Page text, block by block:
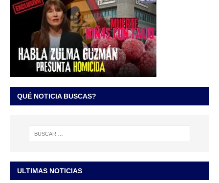
QUÉ NOTICIA BUSCAS?
ULTIMAS NOTICIAS